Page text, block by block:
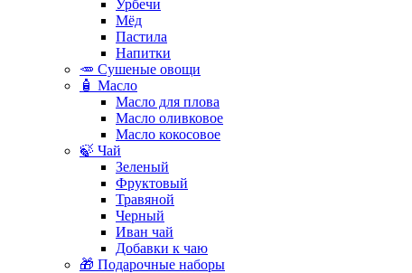
Урбечи
Мёд
Пастила
Напитки
🥕 Сушеные овощи
🧴 Масло
Масло для плова
Масло оливковое
Масло кокосовое
🍃 Чай
Зеленый
Фруктовый
Травяной
Черный
Иван чай
Добавки к чаю
🎁 Подарочные наборы